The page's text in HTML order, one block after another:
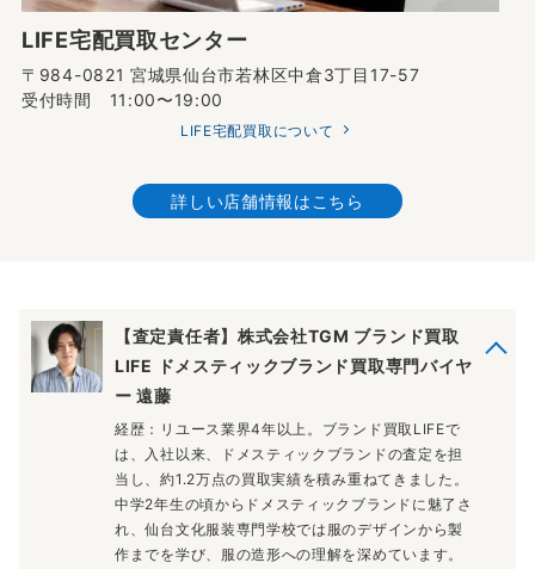
LIFE宅配買取センター
〒984-0821 宮城県仙台市若林区中倉3丁目17-57
受付時間 11:00〜19:00
LIFE宅配買取について
詳しい店舗情報はこちら
【査定責任者】株式会社TGM ブランド買取
LIFE ドメスティックブランド買取専門バイヤ
ー 遠藤
経歴：リユース業界4年以上。ブランド買取LIFEで
は、入社以来、ドメスティックブランドの査定を担
当し、約1.2万点の買取実績を積み重ねてきました。
中学2年生の頃からドメスティックブランドに魅了さ
れ、仙台文化服装専門学校では服のデザインから製
作までを学び、服の造形への理解を深めています。